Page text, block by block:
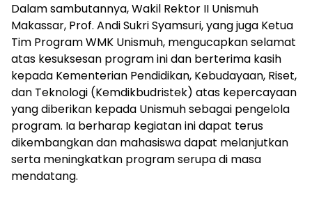
Dalam sambutannya, Wakil Rektor II Unismuh
Makassar, Prof. Andi Sukri Syamsuri, yang juga Ketua
Tim Program WMK Unismuh, mengucapkan selamat
atas kesuksesan program ini dan berterima kasih
kepada Kementerian Pendidikan, Kebudayaan, Riset,
dan Teknologi (Kemdikbudristek) atas kepercayaan
yang diberikan kepada Unismuh sebagai pengelola
program. Ia berharap kegiatan ini dapat terus
dikembangkan dan mahasiswa dapat melanjutkan
serta meningkatkan program serupa di masa
mendatang.